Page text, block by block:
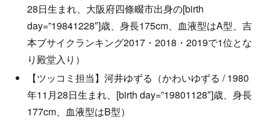
28日生まれ、大阪府四條畷市出身の[birth
day=”19841228″]歳、身長175cm、血液型はA型、吉
本ブサイクランキング2017・2018・2019で1位とな
り殿堂入り）
【ツッコミ担当】河井ゆずる（かわいゆずる / 1980
年11月28日生まれ、[birth day=”19801128″]歳、身長
177cm、血液型はB型）